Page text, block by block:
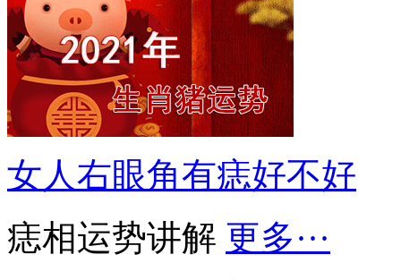
女人右眼角有痣好不好
痣相运势讲解 更多···